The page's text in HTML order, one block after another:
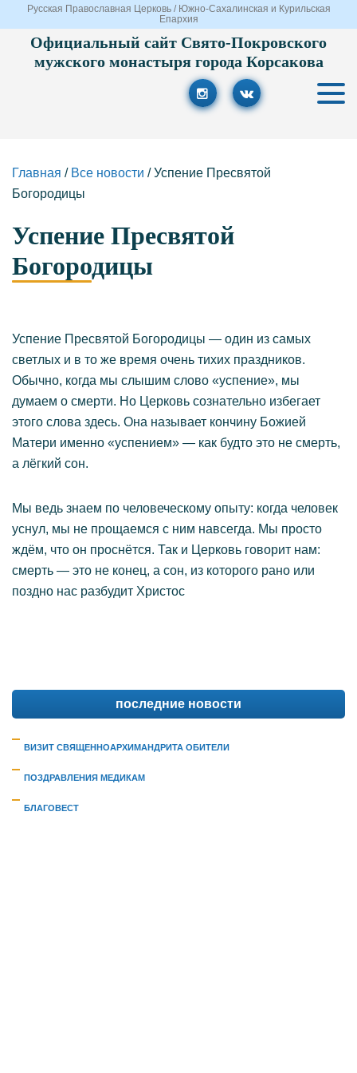
Русская Православная Церковь / Южно-Сахалинская и Курильская
Епархия
Официальный сайт Свято-Покровского
мужского монастыря города Корсакова
Главная / Все новости /Успение Пресвятой
Богородицы
Успение Пресвятой
Богородицы
Успение Пресвятой Богородицы — один из самых
светлых и в то же время очень тихих праздников.
Обычно, когда мы слышим слово «успение», мы
думаем о смерти. Но Церковь сознательно избегает
этого слова здесь. Она называет кончину Божией
Матери именно «успением» — как будто это не смерть,
а лёгкий сон.
Мы ведь знаем по человеческому опыту: когда человек
уснул, мы не прощаемся с ним навсегда. Мы просто
ждём, что он проснётся. Так и Церковь говорит нам:
смерть — это не конец, а сон, из которого рано или
поздно нас разбудит Христос
последние новости
ВИЗИТ СВЯЩЕННОАРХИМАНДРИТА ОБИТЕЛИ
ПОЗДРАВЛЕНИЯ МЕДИКАМ
БЛАГОВЕСТ